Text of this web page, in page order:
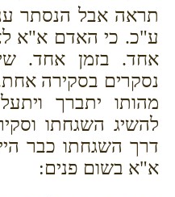
תראה אבל הנסתר
ע"כ. כי האדם א"א
אחד. בזמן אחד.
נסקרים בסקירה
מהותו יתברך
להשיג השגחתו
דרך השגחתו כבר
א"א בשום פנים: